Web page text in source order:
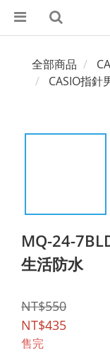
全部商品
CASIO指針
MQ-24-
生活防水
NT$550
NT$435
售完